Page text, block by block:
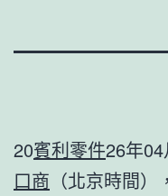
20賓利零件26年
口商 （北京時間